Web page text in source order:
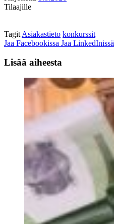
Tilaajille
Tagit Asiakastieto konkurssit
Jaa Facebookissa Jaa LinkedInissä
Lisää aiheesta